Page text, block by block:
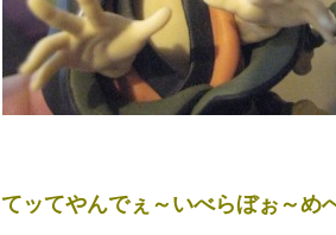
てッてやんでぇ～いべらぼぉ～め